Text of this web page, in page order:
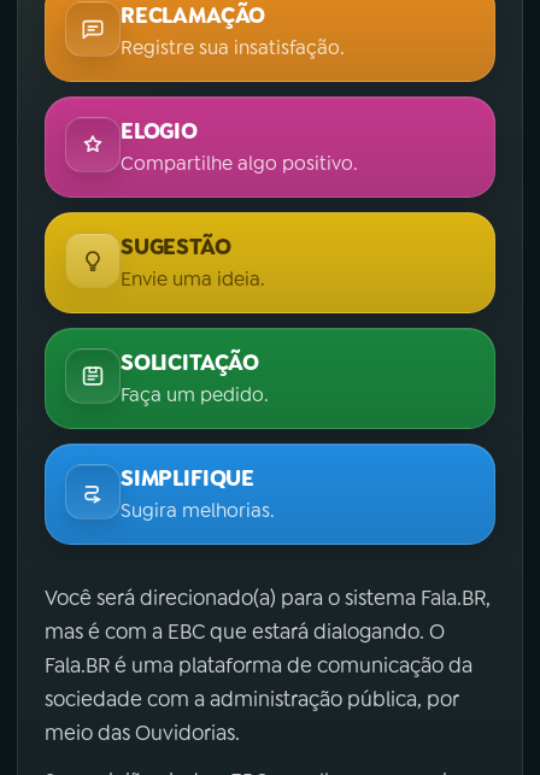
RECLAMAÇÃO
Registre sua insatisfação.
ELOGIO
Compartilhe algo positivo.
SUGESTÃO
Envie uma ideia.
SOLICITAÇÃO
Faça um pedido.
SIMPLIFIQUE
Sugira melhorias.
Você será direcionado(a) para o sistema Fala.BR,
mas é com a EBC que estará dialogando. O
Fala.BR é uma plataforma de comunicação da
sociedade com a administração pública, por
meio das Ouvidorias.